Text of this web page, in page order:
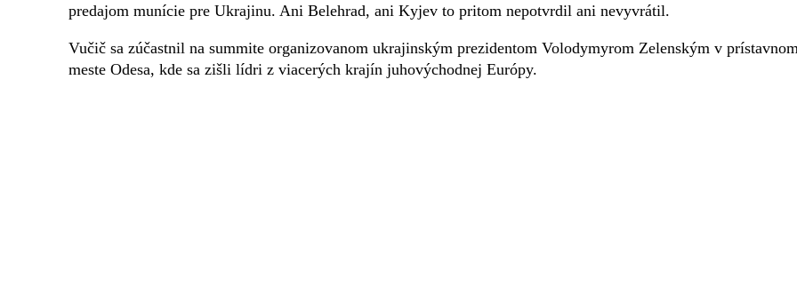
predajom munície pre Ukrajinu. Ani Belehrad, ani Kyjev to pritom nepotvrdil ani nevyvrátil.
Vučič sa zúčastnil na summite organizovanom ukrajinským prezidentom Volodymyrom Zelenským v
meste Odesa, kde sa zišli lídri z viacerých krajín juhovýchodnej Európy.